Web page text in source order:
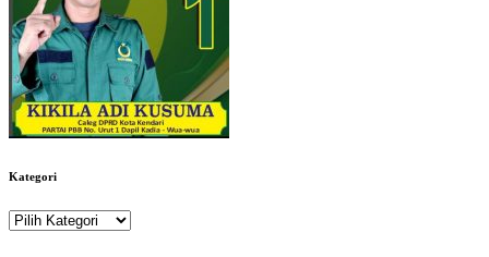
Kategori
Kategori